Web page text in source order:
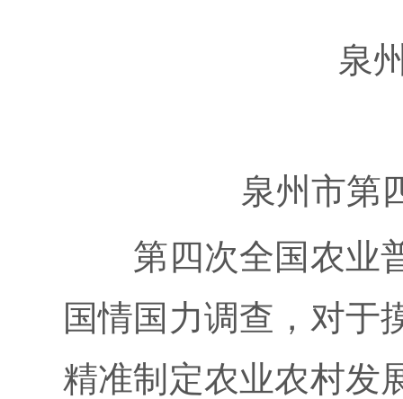
泉州
泉州市第四
第四次全国农业普
国情国力调查，对于
精准制定农业农村发